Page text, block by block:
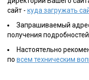
сайт - куда загружать
Запрашиваемый
получения
Настоятельно
по всем техническим